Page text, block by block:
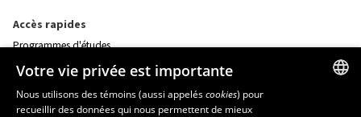
Accès rapides
Programmes d'études
Nos départements et école
Foire aux questions
Votre vie privée est importante
Nous utilisons des témoins (aussi appeléscookies) pour
recueillir des données qui nous permettent de mieux